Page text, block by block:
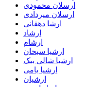
ارسلان محمودی
ارسلان میردادی
ارشا دهقانی
ارشاد
ارشام
ارشیا سبحان
ارشیا شالی بیک
ارشیا یامی
ارشیان